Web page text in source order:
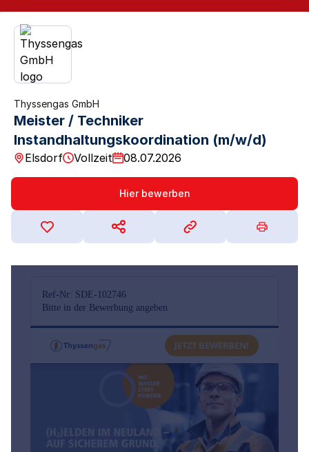
Thyssengas GmbH
Meister / Techniker
Instandhaltungskoordination (m/w/d)
Elsdorf Vollzeit 08.07.2026
Hier bewerben